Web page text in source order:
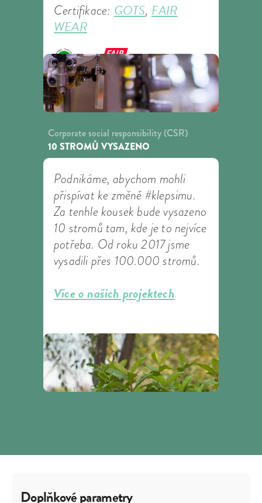
Certifikace: GOTS, FAIR
WEAR
Corporate social responsibility (CSR)
10 STROMŮ VYSAZENO
Podnikáme, abychom mohli
přispívat ke změně #klepsimu.
Za tenhle kousek bude vysazeno
10 stromů tam, kde je to nejvíce
potřeba. Od roku 2017 jsme
vysadili přes 100.000 stromů.
Více o našich projektech
Doplňkové parametry